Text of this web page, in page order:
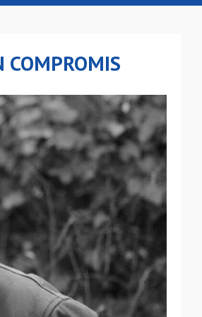
COMPROMIS